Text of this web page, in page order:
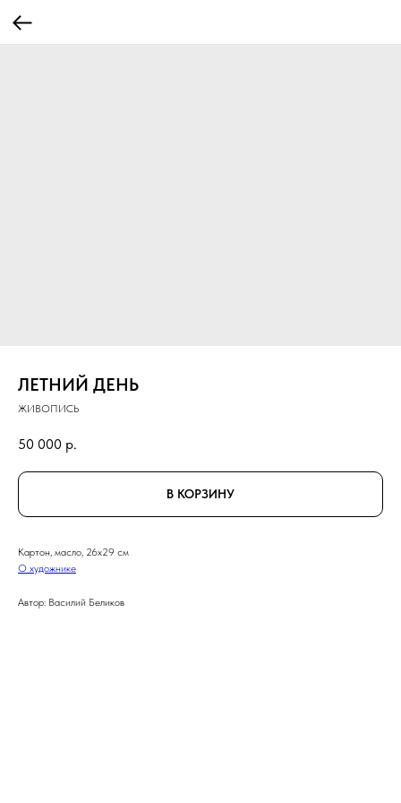
ЛЕТНИЙ ДЕНЬ
ЖИВОПИСЬ
50 000 р.
В КОРЗИНУ
Картон, масло, 26x29 см
О художнике
Автор: Василий Беликов